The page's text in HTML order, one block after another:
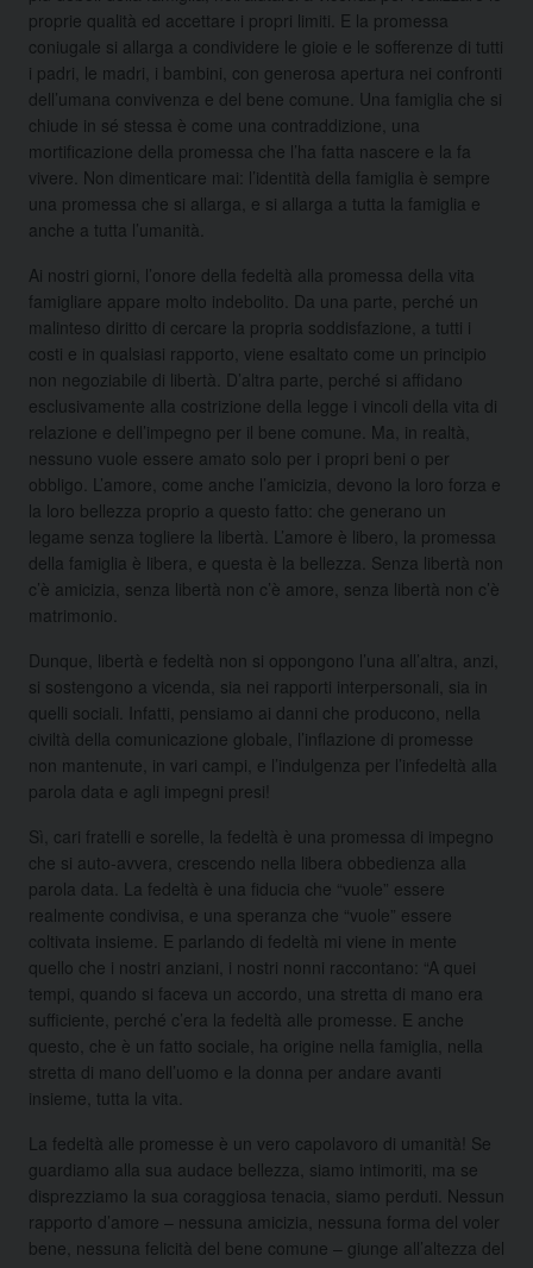
proprie qualità ed accettare i propri limiti. E la promessa
coniugale si allarga a condividere le gioie e le sofferenze di tutti
i padri, le madri, i bambini, con generosa apertura nei confronti
dell’umana convivenza e del bene comune. Una famiglia che si
chiude in sé stessa è come una contraddizione, una
mortificazione della promessa che l’ha fatta nascere e la fa
vivere. Non dimenticare mai: l’identità della famiglia è sempre
una promessa che si allarga, e si allarga a tutta la famiglia e
anche a tutta l’umanità.
Ai nostri giorni, l’onore della fedeltà alla promessa della vita
famigliare appare molto indebolito. Da una parte, perché un
malinteso diritto di cercare la propria soddisfazione, a tutti i
costi e in qualsiasi rapporto, viene esaltato come un principio
non negoziabile di libertà. D’altra parte, perché si affidano
esclusivamente alla costrizione della legge i vincoli della vita di
relazione e dell’impegno per il bene comune. Ma, in realtà,
nessuno vuole essere amato solo per i propri beni o per
obbligo. L’amore, come anche l’amicizia, devono la loro forza e
la loro bellezza proprio a questo fatto: che generano un
legame senza togliere la libertà. L’amore è libero, la promessa
della famiglia è libera, e questa è la bellezza. Senza libertà non
c’è amicizia, senza libertà non c’è amore, senza libertà non c’è
matrimonio.
Dunque, libertà e fedeltà non si oppongono l’una all’altra, anzi,
si sostengono a vicenda, sia nei rapporti interpersonali, sia in
quelli sociali. Infatti, pensiamo ai danni che producono, nella
civiltà della comunicazione globale, l’inflazione di promesse
non mantenute, in vari campi, e l’indulgenza per l’infedeltà alla
parola data e agli impegni presi!
Sì, cari fratelli e sorelle, la fedeltà è una promessa di impegno
che si auto-avvera, crescendo nella libera obbedienza alla
parola data. La fedeltà è una fiducia che “vuole” essere
realmente condivisa, e una speranza che “vuole” essere
coltivata insieme. E parlando di fedeltà mi viene in mente
quello che i nostri anziani, i nostri nonni raccontano: “A quei
tempi, quando si faceva un accordo, una stretta di mano era
sufficiente, perché c’era la fedeltà alle promesse. E anche
questo, che è un fatto sociale, ha origine nella famiglia, nella
stretta di mano dell’uomo e la donna per andare avanti
insieme, tutta la vita.
La fedeltà alle promesse è un vero capolavoro di umanità! Se
guardiamo alla sua audace bellezza, siamo intimoriti, ma se
disprezziamo la sua coraggiosa tenacia, siamo perduti. Nessun
rapporto d’amore – nessuna amicizia, nessuna forma del voler
bene, nessuna felicità del bene comune – giunge all’altezza del